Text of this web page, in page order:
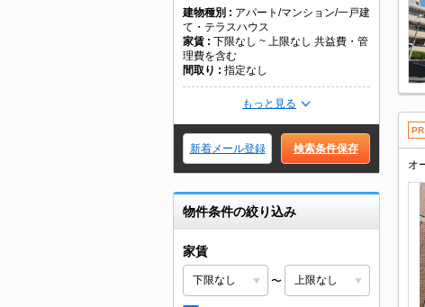
建物種別
アパート/マンション/一戸建
て・テラスハウス
家賃
下限なし ~ 上限なし 共益費・管
理費を含む
間取り
指定なし
もっと見る
新着メール登録 検索条件保存
物件条件の絞り込み
家賃
〜
PR